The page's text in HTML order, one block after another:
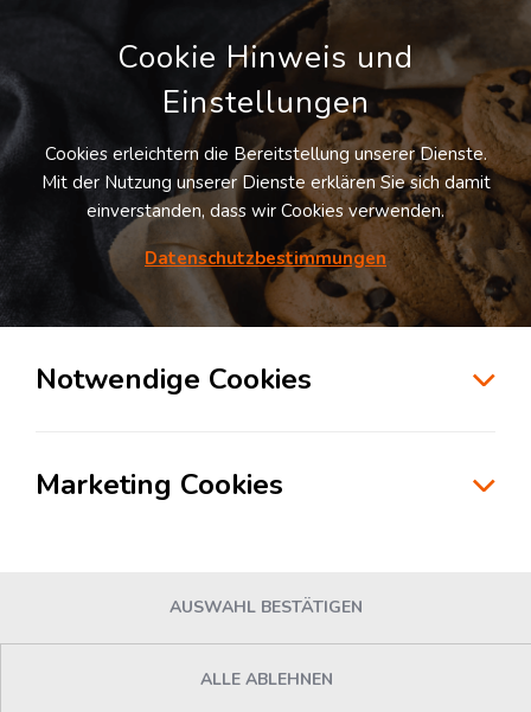
Möchten Sie diesen Suchauftrag
speichern und automatisch über neue
Standorte informiert werden?
der Branche eCommerce & Retail in
Altlandsberg
Cookie Hinweis und
Einstellungen
Cookies erleichtern die Bereitstellung unserer Dienste.
Mit der Nutzung unserer Dienste erklären Sie sich damit
einverstanden, dass wir Cookies verwenden.
Datenschutzbestimmungen
Notwendige Cookies
Marketing Cookies
AUSWAHL BESTÄTIGEN
ALLE ABLEHNEN